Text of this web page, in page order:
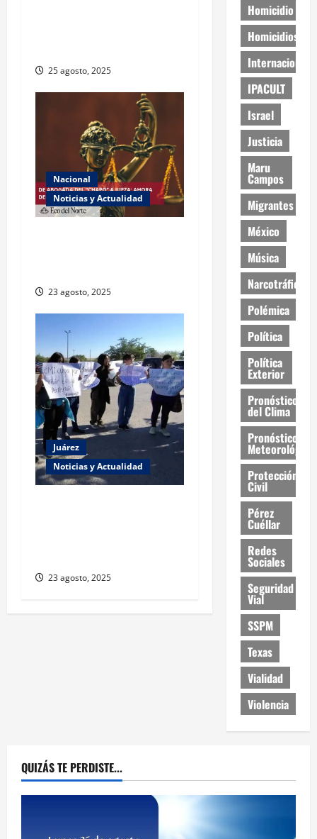
25 agosto, 2025
Nacional
Noticias y Actualidad
23 agosto, 2025
Juárez
Noticias y Actualidad
23 agosto, 2025
Homicidio
Homicidios
Internacional
IPACULT
Israel
Justicia
Maru
Campos
Migrantes
México
Música
Narcotráfico
Polémica
Política
Política
Exterior
Pronóstico
del Clima
Pronóstico
Meteorológico
Protección
Civil
Pérez
Cuéllar
Redes
Sociales
Seguridad
Vial
SSPM
Texas
Vialidad
Violencia
QUIZÁS TE PERDISTE...